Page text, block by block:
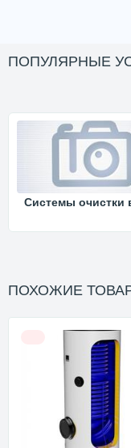
ПОПУЛЯРНЫЕ
Системы очистки
ПОХОЖИЕ